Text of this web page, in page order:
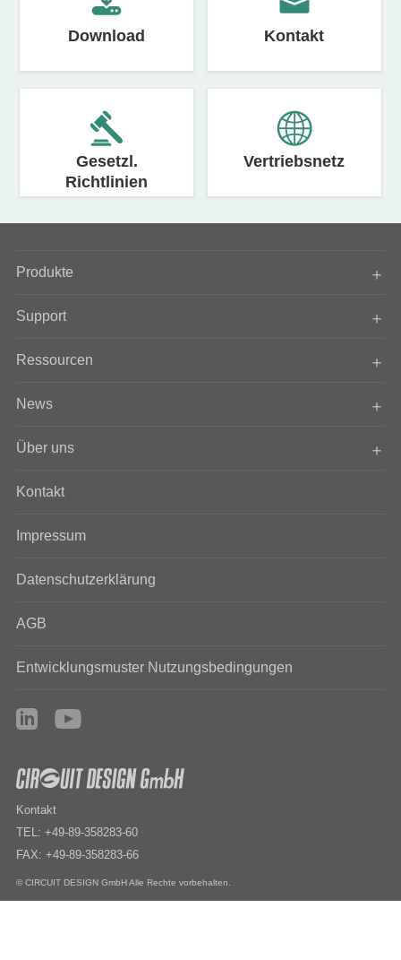
Download Kontakt
Gesetzl.
Richtlinien
Vertriebsnetz
Produkte
Support
Ressourcen
News
Über uns
Kontakt
Impressum
Datenschutzerklärung
AGB
Entwicklungsmuster Nutzungsbedingungen
Kontakt
TEL: +49-89-358283-60
FAX: +49-89-358283-66
© CIRCUIT DESIGN GmbH Alle Rechte vorbehalten.